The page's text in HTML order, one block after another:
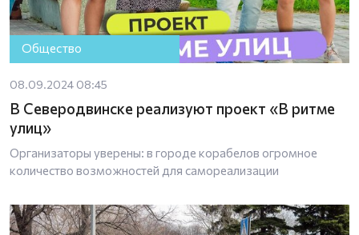
Общество
08.09.2024 08:45
В Северодвинске реализуют проект «В ритме
улиц»
Организаторы уверены: в городе корабелов огромное
количество возможностей для самореализации